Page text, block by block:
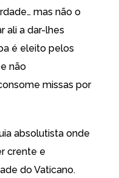
mas não o
ali a dar-lhes
é eleito pelos
não
missas por
absolutista onde
crente e
do Vaticano.